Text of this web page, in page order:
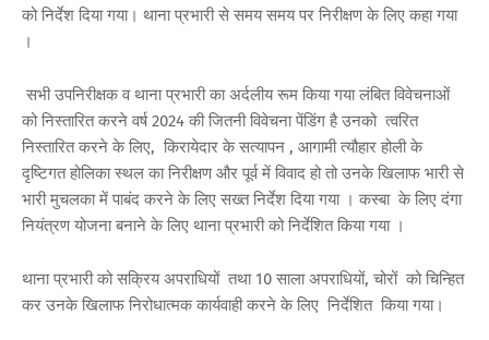
को निर्देश दिया गया। थाना प्रभारी से समय समय पर निरीक्षण के लिए कहा गया
।
सभी उपनिरीक्षक व थाना प्रभारी का अर्दलीय रूम किया गया लंबित विवेचनाओं
को निस्तारित करने वर्ष 2024 की जितनी विवेचना पेंडिंग है उनको त्वरित
निस्तारित करने के लिए, किरायेदार के सत्यापन , आगामी त्यौहार होली के
दृष्टिगत होलिका स्थल का निरीक्षण और पूर्व में विवाद हो तो उनके खिलाफ भारी से
भारी मुचलका में पाबंद करने के लिए सख्त निर्देश दिया गया । कस्बा के लिए दंगा
नियंत्रण योजना बनाने के लिए थाना प्रभारी को निर्देशित किया गया ।
थाना प्रभारी को सक्रिय अपराधियों तथा 10 साला अपराधियों, चोरों को चिन्हित
कर उनके खिलाफ निरोधात्मक कार्यवाही करने के लिए निर्देशित किया गया।